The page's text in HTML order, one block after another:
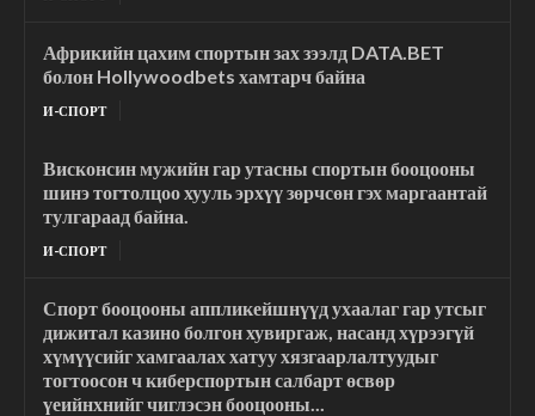
Африкийн цахим спортын зах зээлд DATA.BET
болон Hollywoodbets хамтарч байна
И-СПОРТ
Висконсин мужийн гар утасны спортын бооцооны
шинэ тогтолцоо хууль эрхүү зөрчсөн гэх маргаантай
тулгараад байна.
И-СПОРТ
Спорт бооцооны аппликейшнүүд ухаалаг гар утсыг
дижитал казино болгон хувиргаж, насанд хүрээгүй
хүмүүсийг хамгаалах хатуу хязгаарлалтуудыг
тогтоосон ч киберспортын салбарт өсвөр
үеийнхнийг чиглэсэн бооцооны...